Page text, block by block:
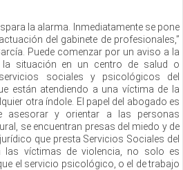
la alarma. Inmediatamente se pone
del gabinete de profesionales,”
Puede comenzar por un aviso a la
la situación en un centro de salud o
sociales y psicológicos del
están atendiendo a una víctima de la
otra índole. El papel del abogado es
asesorar y orientar a las personas
se encuentran presas del miedo y de
que presta Servicios Sociales del
las víctimas de violencia, no solo es
el servicio psicológico, o el de trabajo